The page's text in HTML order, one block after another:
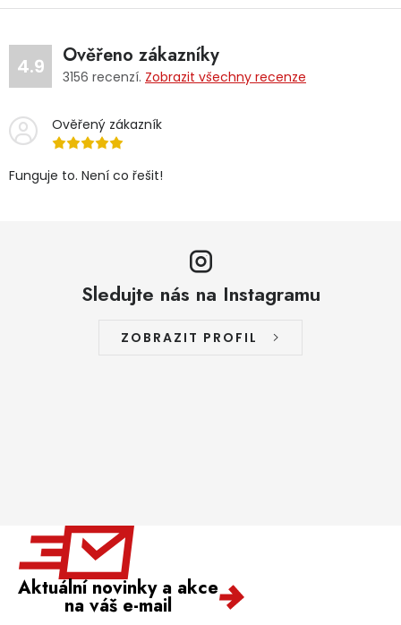
4.9 Ověřeno zákazníky
3156 recenzí. Zobrazit všechny recenze
Ověřený zákazník
Funguje to. Není co řešit!
Sledujte nás na Instagramu
ZOBRAZIT PROFIL
Aktuální novinky a akce
na váš e-mail